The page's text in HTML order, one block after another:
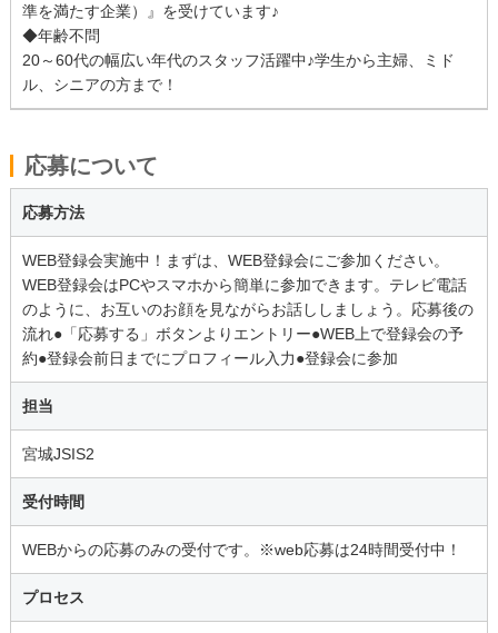
準を満たす企業）』を受けています♪
◆年齢不問
20～60代の幅広い年代のスタッフ活躍中♪学生から主婦、ミド
ル、シニアの方まで！
応募について
応募方法
WEB登録会実施中！まずは、WEB登録会にご参加ください。
WEB登録会はPCやスマホから簡単に参加できます。テレビ電話
のように、お互いのお顔を見ながらお話ししましょう。応募後の
流れ●「応募する」ボタンよりエントリー●WEB上で登録会の予
約●登録会前日までにプロフィール入力●登録会に参加
担当
宮城JSIS2
受付時間
WEBからの応募のみの受付です。※web応募は24時間受付中！
プロセス